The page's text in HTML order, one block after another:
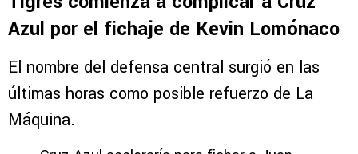
MERCADO Comentarios
Tigres comienza a complicar a Cruz
Azul por el fichaje de Kevin Lomónaco